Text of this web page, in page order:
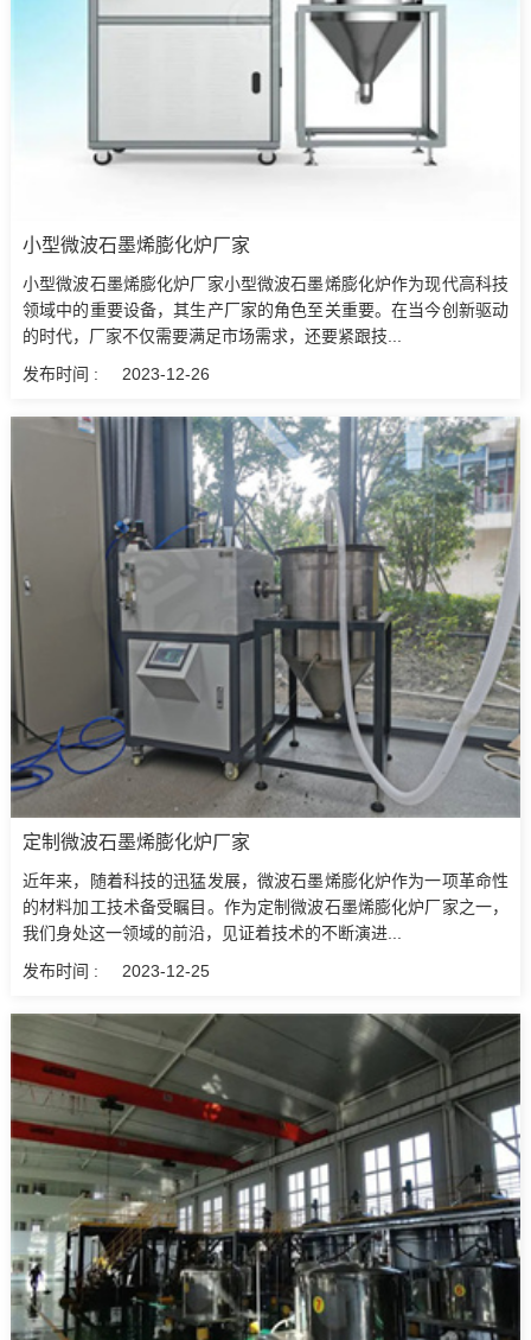
小型微波石墨烯膨化炉厂家
小型微波石墨烯膨化炉厂家小型微波石墨烯膨化炉作为现代高科技
领域中的重要设备，其生产厂家的角色至关重要。在当今创新驱动
的时代，厂家不仅需要满足市场需求，还要紧跟技...
发布时间 :
2023-12-26
定制微波石墨烯膨化炉厂家
近年来，随着科技的迅猛发展，微波石墨烯膨化炉作为一项革命性
的材料加工技术备受瞩目。作为定制微波石墨烯膨化炉厂家之一，
我们身处这一领域的前沿，见证着技术的不断演进...
发布时间 :
2023-12-25